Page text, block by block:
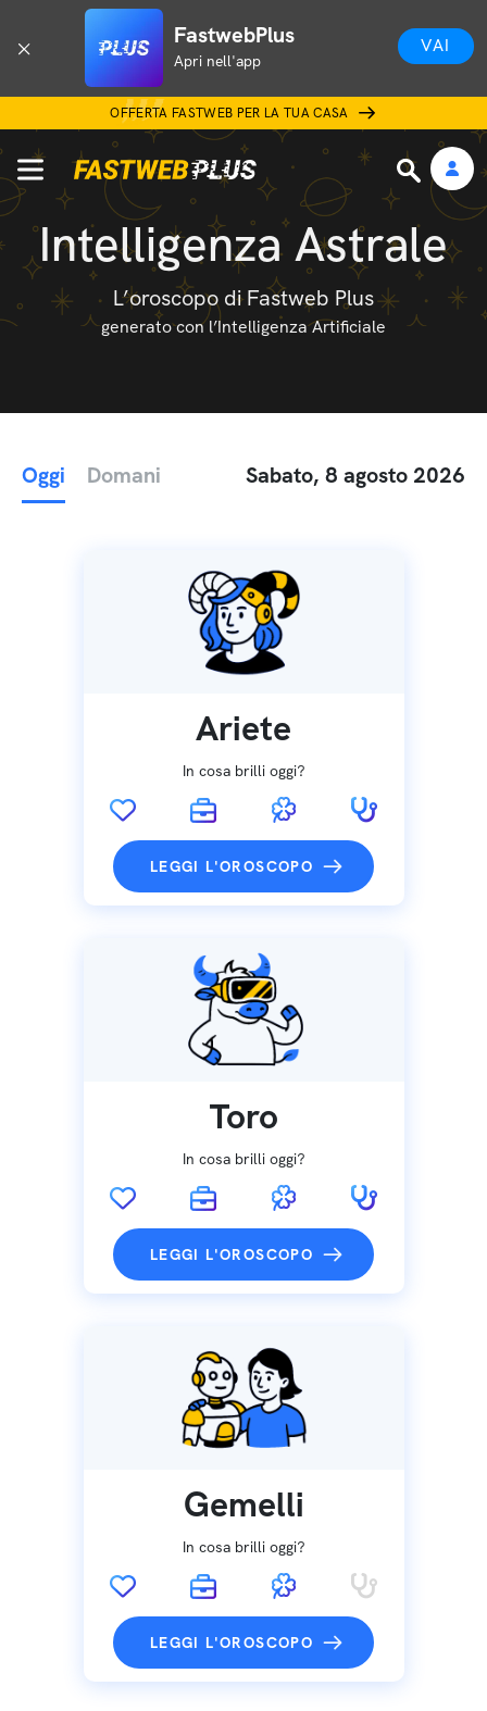
FastwebPlus
Apri nell'app
VAI
OFFERTA FASTWEB PER LA TUA CASA
Intelligenza Astrale
L’oroscopo di Fastweb Plus
generato con l’Intelligenza Artificiale
Oggi Domani Sabato, 8 agosto 2026
Ariete
In cosa brilli oggi?
LEGGI L'OROSCOPO
Toro
In cosa brilli oggi?
LEGGI L'OROSCOPO
Gemelli
In cosa brilli oggi?
LEGGI L'OROSCOPO